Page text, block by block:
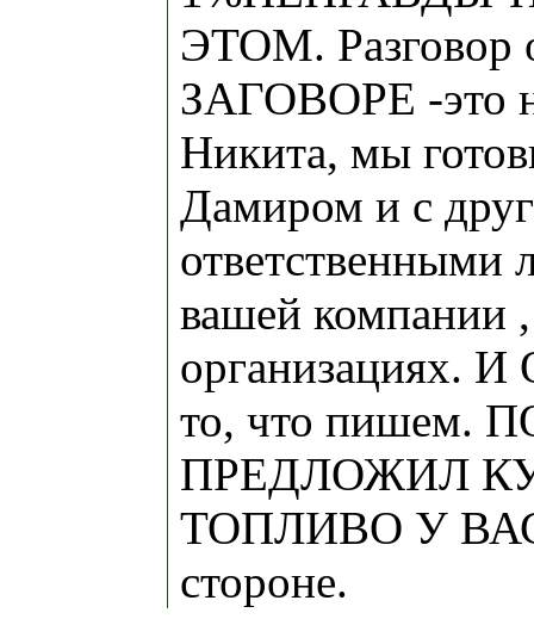
ЭТОМ.
ЗАГОВОРЕ -это
Никита, мы
Дамиром и с
ответственными
вашей компании
организациях.
то, что пишем.
ПРЕДЛОЖИЛ
ТОПЛИВО У
стороне.